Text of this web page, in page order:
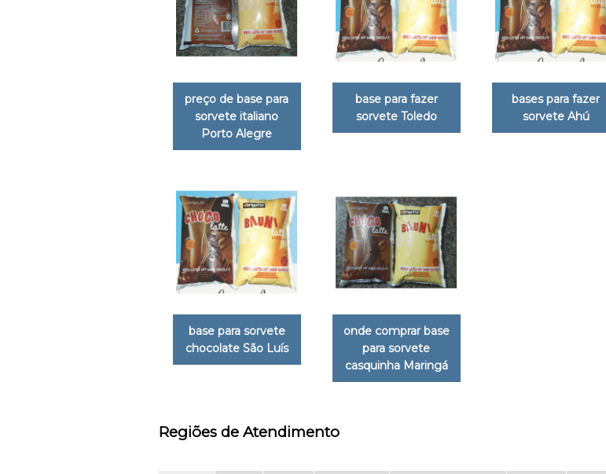
preço de base para
sorvete italiano
Porto Alegre
base para fazer
sorvete Toledo
bases para fazer
sorvete Ahú
base para sorvete
chocolate São Luís
onde comprar base
para sorvete
casquinha Maringá
Regiões de Atendimento